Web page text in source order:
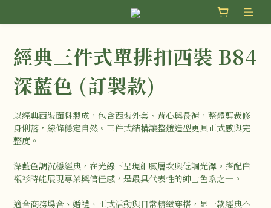
經典三件式單排扣西裝 B84
深藍色 (訂製款)
以經典西裝面料製成，包含西裝外套、背心與長褲，整體剪裁修
身俐落，線條穩定自然。三件式結構讓整體造型更具正式感與完
整度。
深藍色調沉穩經典，在光線下呈現細膩層次與低調光澤。搭配白
襯衫時能展現專業與信任感，是最具代表性的紳士色系之一。
適合商務場合、婚禮、正式活動與日常精緻穿搭，是一款經典不